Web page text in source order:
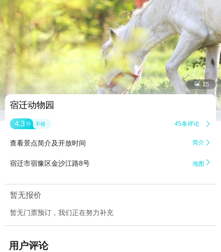
 15
宿迁动物园
4.3 分 不错 45条评论 
查看景点简介及开放时间 简介 
宿迁市宿豫区金沙江路8号 地图 
暂无报价
暂无门票预订，我们正在努力补充
用户评论